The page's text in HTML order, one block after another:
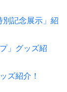
記念展示」紹
」グッズ紹
ズ紹介！